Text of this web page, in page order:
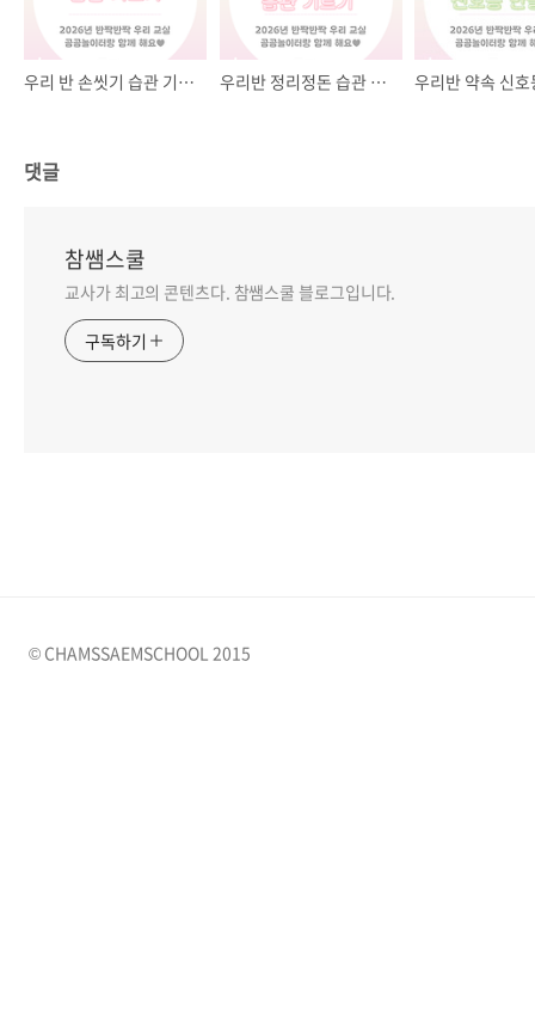
우리 반 손씻기 습관 기르기 우리반 정리정돈 습관 기르기
댓글
참쌤스쿨
교사가 최고의 콘텐츠다. 참쌤스쿨 블로그입니다.
구독하기
© CHAMSSAEMSCHOOL 2015